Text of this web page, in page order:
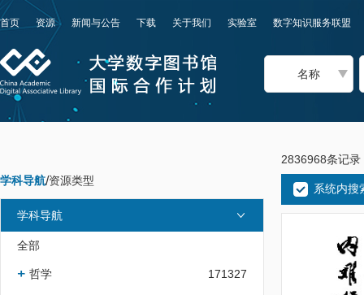
首页 资源 新闻与公告 下载 关于我们 实验室 数字知识服务联盟
名称
学科导航/资源类型
学科导航
全部
哲学 171327
2836968条记录
系统内搜